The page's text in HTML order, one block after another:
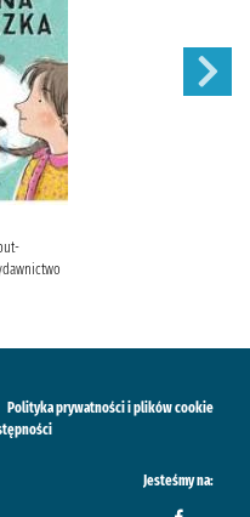
Polityka prywatności i plików cookie
Jesteśmy na: